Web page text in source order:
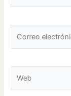
electrónico*